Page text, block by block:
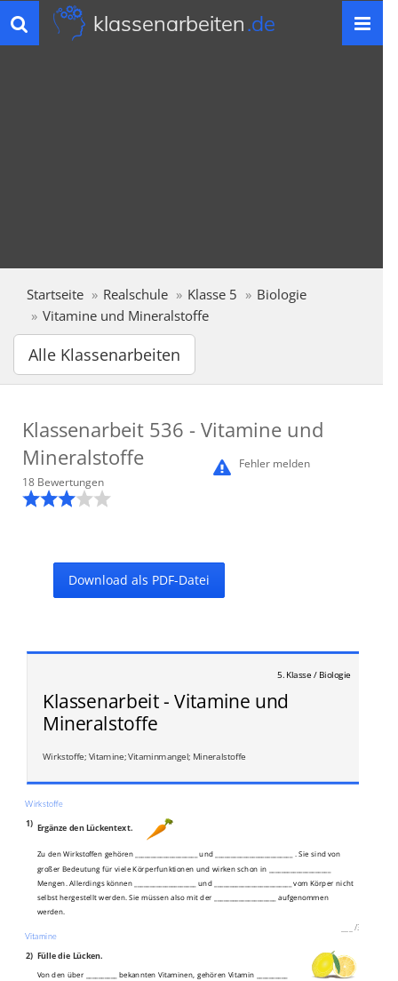
Toggle
navigation
klassenarbeiten.de
Startseite Realschule Klasse 5
Biologie
Vitamine und Mineralstoffe
Alle Klassenarbeiten
Klassenarbeit 536 - Vitamine und
Mineralstoffe
Fehler melden
18 Bewertungen
Download als PDF-Datei
5. Klasse / Biologie
Klassenarbeit - Vitamine und
Mineralstoffe
Wirkstoffe; Vitamine; Vitaminmangel; Mineralstoffe
Wirkstoffe
1) Ergänze den Lückentext.
Zu den Wirkstoffen gehören ____________________ und _________________________ . Sie sind von
großer Bedeutung für viele Körperfunktionen und wirken schon in ____________________
Mengen. Allerdings können ____________________ und _________________________ vom Körper nicht
selbst hergestellt werden. Sie müssen also mit der ____________________ aufgenommen
werden.
/3P
Vitamine
2) Fülle die Lücken.
Von den über __________ bekannten Vitaminen, gehören Vitamin __________